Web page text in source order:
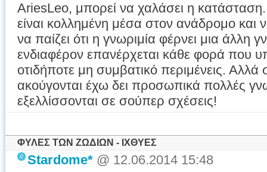
AriesLeo, μπορεί να χαλάσει η
είναι κολλημένη μέσα στον ανάδρομο και
να παίζει ότι η γνωριμία φέρνει μια άλλη
ενδιαφέρον επανέρχεται κάθε φορά που
οτιδήποτε μη συμβατικό περιμένεις.
ακούγονται έχω δει προσωπικά πολλές
εξελλίσσονται σε σούπερ σχέσεις!
ΦΥΛΕΣ ΤΩΝ ΖΩΔΙΩΝ - ΙΧΘΥΕΣ
Stardome* @ 12.06.2014 15:48